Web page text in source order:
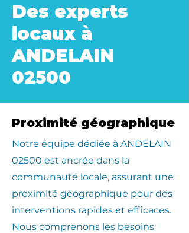
Des experts
locaux à
ANDELAIN
02500
Proximité géographique
​Notre équipe dédiée à ANDELAIN
02500 est ancrée dans la
communauté locale, assurant une
proximité géographique pour des
interventions rapides et efficaces.
Nous comprenons les besoins